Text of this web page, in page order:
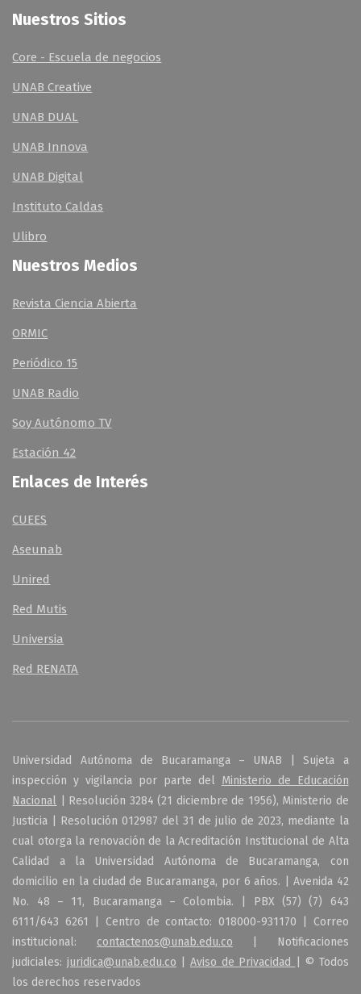
Nuestros Sitios
Core - Escuela de negocios
UNAB Creative
UNAB DUAL
UNAB Innova
UNAB Digital
Instituto Caldas
Ulibro
Nuestros Medios
Revista Ciencia Abierta
ORMIC
Periódico 15
UNAB Radio
Soy Autónomo TV
Estación 42
Enlaces de Interés
CUEES
Aseunab
Unired
Red Mutis
Universia
Red RENATA
Universidad Autónoma de Bucaramanga – UNAB | Sujeta a
inspección y vigilancia por parte del Ministerio de Educación
Nacional | Resolución 3284 (21 diciembre de 1956), Ministerio de
Justicia | Resolución 012987 del 31 de julio de 2023, mediante la
cual otorga la renovación de la Acreditación Institucional de Alta
Calidad a la Universidad Autónoma de Bucaramanga, con
domicilio en la ciudad de Bucaramanga, por 6 años. | Avenida 42
No. 48 – 11, Bucaramanga – Colombia. | PBX (57) (7) 643
6111/643 6261 | Centro de contacto: 018000-931170 | Correo
institucional: contactenos@unab.edu.co | Notificaciones
judiciales: juridica@unab.edu.co Aviso de Privacidad
| © Todos
los derechos reservados